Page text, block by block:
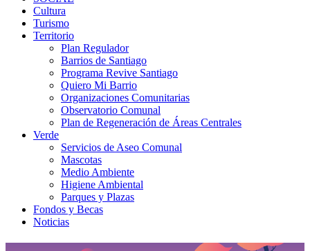
Cultura
Turismo
Territorio
Plan Regulador
Barrios de Santiago
Programa Revive Santiago
Quiero Mi Barrio
Organizaciones Comunitarias
Observatorio Comunal
Plan de Regeneración de Áreas Centrales
Verde
Servicios de Aseo Comunal
Mascotas
Medio Ambiente
Higiene Ambiental
Parques y Plazas
Fondos y Becas
Noticias